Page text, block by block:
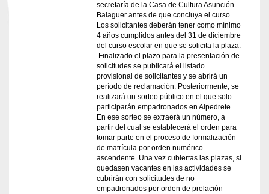
secretaría de la Casa de Cultura Asunción
Balaguer antes de que concluya el curso.
Los solicitantes deberán tener como mínimo
4 años cumplidos antes del 31 de diciembre
del curso escolar en que se solicita la plaza.
Finalizado el plazo para la presentación de
solicitudes se publicará el listado
provisional de solicitantes y se abrirá un
período de reclamación. Posteriormente, se
realizará un sorteo público en el que solo
participarán empadronados en Alpedrete.
En ese sorteo se extraerá un número, a
partir del cual se establecerá el orden para
tomar parte en el proceso de formalización
de matrícula por orden numérico
ascendente. Una vez cubiertas las plazas, si
quedasen vacantes en las actividades se
cubrirán con solicitudes de no
empadronados por orden de prelación